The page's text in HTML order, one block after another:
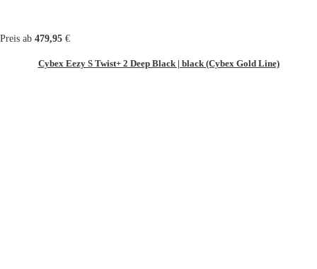
Preis ab 479,95 €
Cybex Eezy S Twist+ 2 Deep Black | black (Cybex Gold Line)